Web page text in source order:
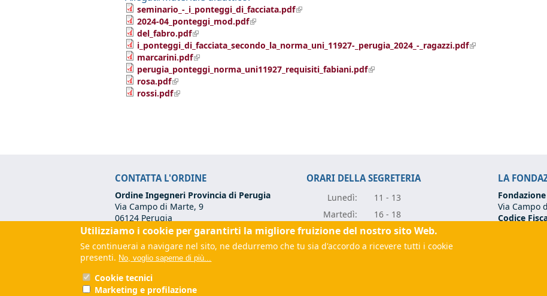
seminario_-_i_ponteggi_di_facciata.pdf(link is external)
2024-04_ponteggi_mod.pdf(link is external)
del_fabro.pdf(link is external)
i_ponteggi_di_facciata_secondo_la_norma_uni_11927-_perugia_2024_-_ragazzi.pdf(link is external)
marcarini.pdf(link is external)
perugia_ponteggi_norma_uni11927_requisiti_fabiani.pdf(link is external)
rosa.pdf(link is external)
rossi.pdf(link is external)
CONTATTA L'ORDINE
Ordine Ingegneri Provincia di Perugia
Via Campo di Marte, 9
06124 Perugia
Codice Fiscale:80017570542
Tel:+39 075 500 12 00
Email:segreteria@ordineingegneriperugia.it
ORARI DELLA SEGRETERIA
Lunedì:
11 - 13
Martedì:
16 - 18
Mercoledì:
11 - 13
Giovedì:
11 - 13
LA
Via Campo
Codice
Utilizziamo i cookie per garantirti la migliore fruizione del nostro sito Web.
Se continuerai a navigare nel sito, ne dedurremo che tu sia d'accordo a ricevere tutti i cookie
presenti. No, voglio saperne di più...
Cookie tecnici
Marketing e profilazione